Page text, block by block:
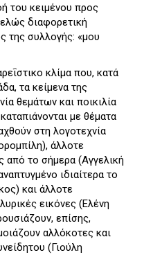
του κειμένου προς
διαφορετική
της συλλογής: «μου
κλίμα που, κατά
τα κείμενα της
θεμάτων και ποικιλία
με θέματα
στη λογοτεχνία
άλλοτε
από το σήμερα (Αγγελική
ιδιαίτερα το
και άλλοτε
εικόνες (Ελένη
επίσης,
αλλόκοτες και
(Γιούλη